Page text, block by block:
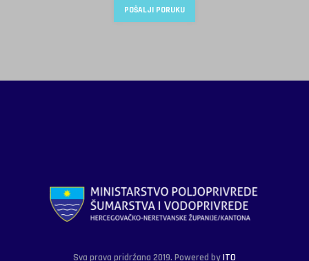
Sva prava pridržana 2019. Powered byITO